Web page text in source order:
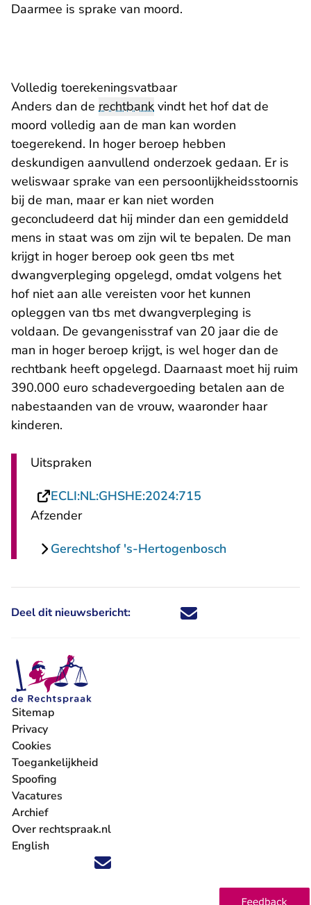
Daarmee is sprake van moord.
Volledig toerekeningsvatbaar
Anders dan de rechtbank vindt het hof dat de
moord volledig aan de man kan worden
toegerekend. In hoger beroep hebben
deskundigen aanvullend onderzoek gedaan. Er is
weliswaar sprake van een persoonlijkheidsstoornis
bij de man, maar er kan niet worden
geconcludeerd dat hij minder dan een gemiddeld
mens in staat was om zijn wil te bepalen. De man
krijgt in hoger beroep ook geen tbs met
dwangverpleging opgelegd, omdat volgens het
hof niet aan alle vereisten voor het kunnen
opleggen van tbs met dwangverpleging is
voldaan. De gevangenisstraf van 20 jaar die de
man in hoger beroep krijgt, is wel hoger dan de
rechtbank heeft opgelegd. Daarnaast moet hij ruim
390.000 euro schadevergoeding betalen aan de
nabestaanden van de vrouw, waaronder haar
kinderen.
Uitspraken
ECLI:NL:GHSHE:2024:715
Afzender
Gerechtshof 's-Hertogenbosch
Deel dit nieuwsbericht: Deel dit nieuwsbericht via X -
Deel dit nieuwsbericht via
Deel dit nieuwsbericht
Deel dit
Volg ons op X (Twitter) - U verlaat Rechtspraak.nl
Volg ons op Facebook - U verlaat Rechtspraak.nl
Volg ons op Instagram - U verlaat Rechtspraak.nl
Volg ons op Youtube - U verlaat Rechtspraak.nl
Volg ons op LinkedIn - U verlaat
'Blijf op de hoogte' nieuwsbrief - U verlaat
Sitemap
Privacy
Cookies
Toegankelijkheid
Spoofing
Vacatures
- U verlaat Rechtspraak.nl
Archief
Over rechtspraak.nl
English